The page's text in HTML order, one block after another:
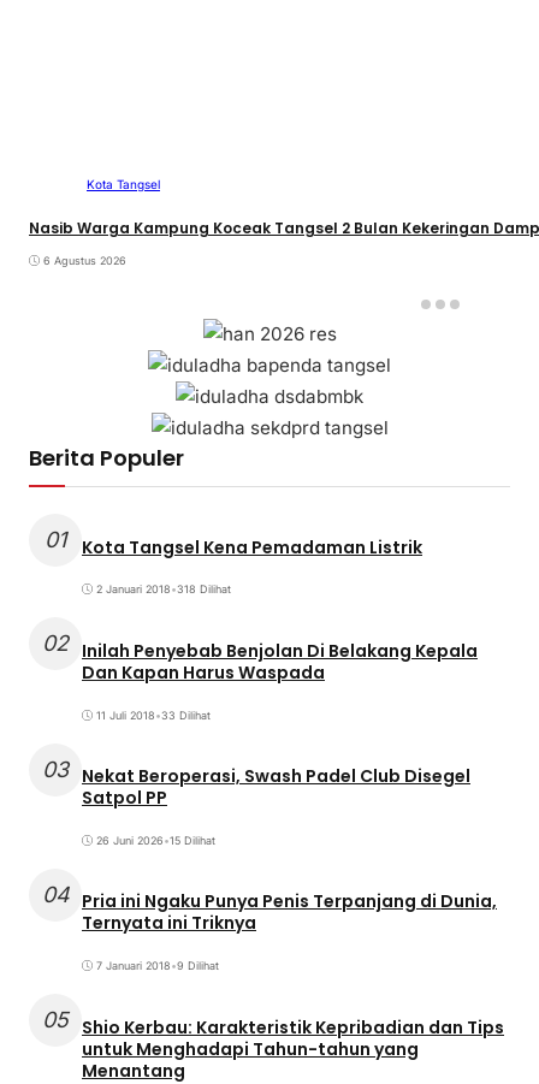
Kota Tangsel
Nasib Warga Kampung Koceak Tangsel 2 Bulan Kekeringan
6 Agustus 2026
Berita Populer
01 Kota Tangsel Kena Pemadaman Listrik
2 Januari 2018•318 Dilihat
02 Inilah Penyebab Benjolan Di Belakang Kepala
Dan Kapan Harus Waspada
11 Juli 2018•33 Dilihat
03 Nekat Beroperasi, Swash Padel Club Disegel
Satpol PP
26 Juni 2026•15 Dilihat
04 Pria ini Ngaku Punya Penis Terpanjang di Dunia,
Ternyata ini Triknya
7 Januari 2018•9 Dilihat
05 Shio Kerbau: Karakteristik Kepribadian dan Tips
untuk Menghadapi Tahun-tahun yang
Menantang